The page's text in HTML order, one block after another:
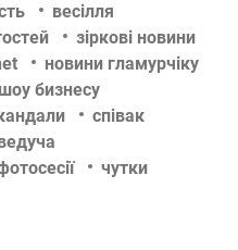
весілля
зіркові новини
новини гламурчіку
бизнесу
співак
чутки